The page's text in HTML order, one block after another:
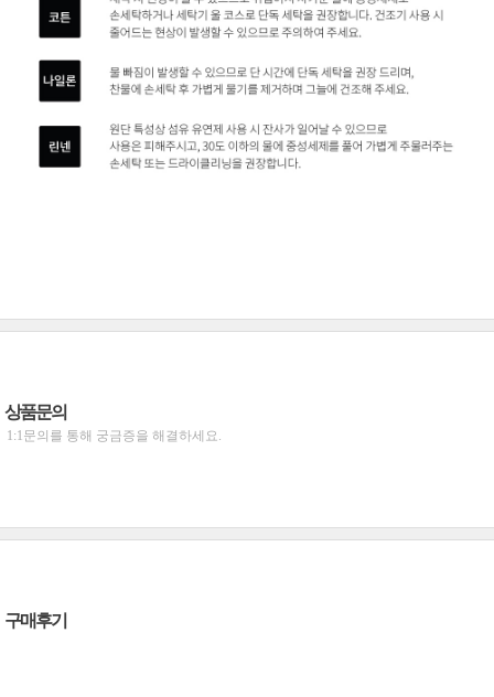
상품문의
1:1문의를 통해 궁금증을 해결하세요.
구매후기